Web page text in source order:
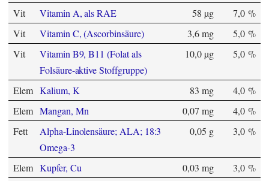
Vit
Vitamin A, als RAE 58 µg
7,0 %
Vit
Vitamin C, (Ascorbinsäure) 3,6 mg
5,0 %
Vit
Vitamin B9, B11 (Folat als
Folsäure-aktive Stoffgruppe)
10,0 µg 5,0 %
Elem Kalium, K 83 mg
4,0 %
Elem Mangan, Mn 0,07 mg
4,0 %
Fett
Alpha-Linolensäure; ALA; 18:3
Omega-3
0,05 g 3,0 %
Elem Kupfer, Cu 0,03 mg
3,0 %